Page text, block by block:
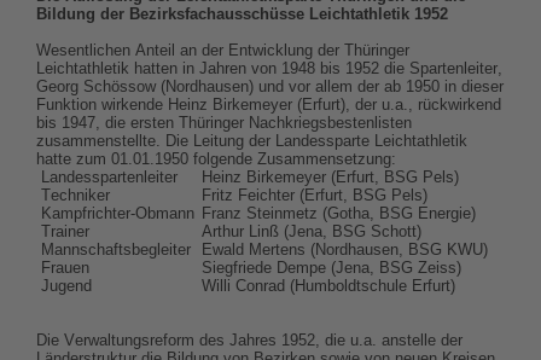
Bildung der Bezirksfachausschüsse Leichtathletik 1952
Wesentlichen Anteil an der Entwicklung der Thüringer
Leichtathletik hatten in Jahren von 1948 bis 1952 die Spartenleiter,
Georg Schössow (Nordhausen) und vor allem der ab 1950 in dieser
Funktion wirkende Heinz Birkemeyer (Erfurt), der u.a., rückwirkend
bis 1947, die ersten Thüringer Nachkriegsbestenlisten
zusammenstellte. Die Leitung der Landessparte Leichtathletik
hatte zum 01.01.1950 folgende Zusammensetzung:
Landesspartenleiter
Heinz Birkemeyer (Erfurt, BSG Pels)
Techniker
Fritz Feichter (Erfurt, BSG Pels)
Kampfrichter-Obmann Franz Steinmetz (Gotha, BSG Energie)
Trainer
Arthur Linß (Jena, BSG Schott)
Mannschaftsbegleiter
Ewald Mertens (Nordhausen, BSG KWU)
Frauen
Siegfriede Dempe (Jena, BSG Zeiss)
Jugend
Willi Conrad (Humboldtschule Erfurt)
Die Verwaltungsreform des Jahres 1952, die u.a. anstelle der